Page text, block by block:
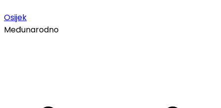
Osijek
Međunarodno